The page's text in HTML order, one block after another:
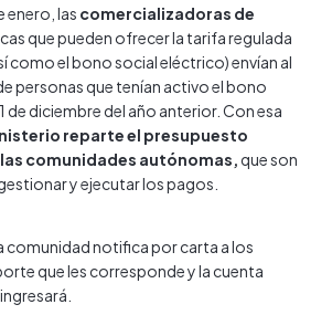
enero, las comercializadoras de
que pueden ofrecer la tarifa regulada
como el bono social eléctrico) envían al
personas que tenían activo el bono
de diciembre del año anterior. Con esa
reparte el presupuesto
comunidades autónomas, que son
y ejecutar los pagos.
comunidad notifica por carta a los
que les corresponde y la cuenta